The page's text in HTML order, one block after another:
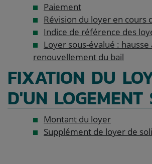
Paiement
Révision du loyer en cours
Indice de référence des
Loyer sous-évalué : hausse
renouvellement du bail
FIXATION DU
D'UN LOGEMENT
Montant du loyer
Supplément de loyer de